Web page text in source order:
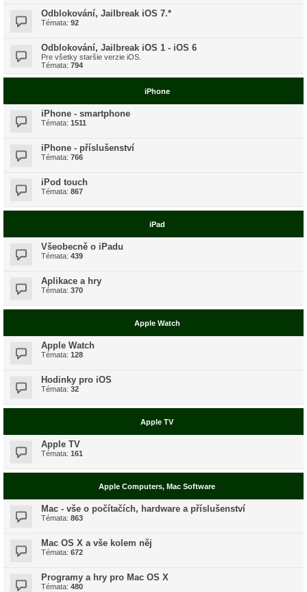
Odblokování, Jailbreak iOS 7.*
Témata: 92
Odblokování, Jailbreak iOS 1 - iOS 6
Pre všetky staršie verzie iOS.
Témata: 794
iPhone
iPhone - smartphone
Témata: 1511
iPhone - příslušenství
Témata: 766
iPod touch
Témata: 867
iPad
Všeobecně o iPadu
Témata: 439
Aplikace a hry
Témata: 370
Apple Watch
Apple Watch
Témata: 128
Hodinky pro iOS
Témata: 32
Apple TV
Apple TV
Témata: 161
Apple Computers, Mac Software
Mac - vše o počítačích, hardware a příslušenství
Témata: 863
Mac OS X a vše kolem něj
Témata: 672
Programy a hry pro Mac OS X
Témata: 480